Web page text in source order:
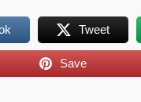
Tweet
Save